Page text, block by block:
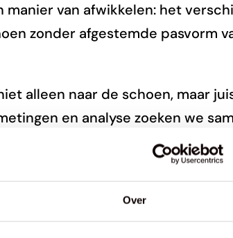
Over
manier van afwikkelen: het
zonder afgestemde pasvorm
alleen naar de schoen, maar
en analyse zoeken we
Soms met een kleine
de juiste schoen te kiezen die je
tintelingen meer. Geen blaren.